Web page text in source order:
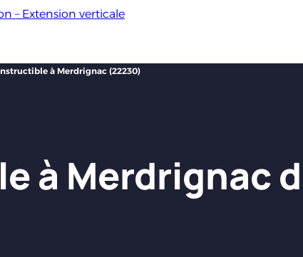
– Extension verticale
à Merdrignac (22230)
à Merdrignac